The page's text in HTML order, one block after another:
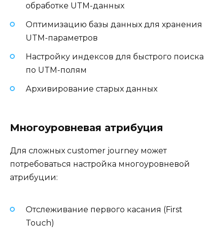
обработке UTM-данных
Оптимизацию базы данных для хранения
UTM-параметров
Настройку индексов для быстрого поиска
по UTM-полям
Архивирование старых данных
Многоуровневая атрибуция
Для сложных customer journey может
потребоваться настройка многоуровневой
атрибуции:
Отслеживание первого касания (First
Touch)